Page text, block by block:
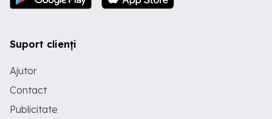
Suport clienți
Ajutor
Contact
Publicitate